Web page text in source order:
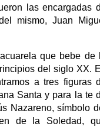
las encargadas
mismo, Juan
que bebe de
del siglo XX.
a tres figuras
Santa y para la te
Nazareno, símbolo
de la Soledad,